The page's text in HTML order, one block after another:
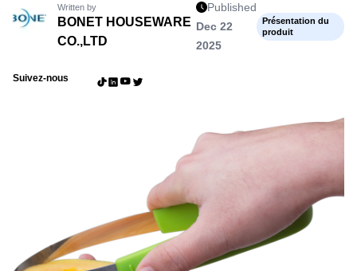
Written by
BONET HOUSEWARE
CO.,LTD
Published
Dec 22
2025
Présentation du
produit
Suivez-nous